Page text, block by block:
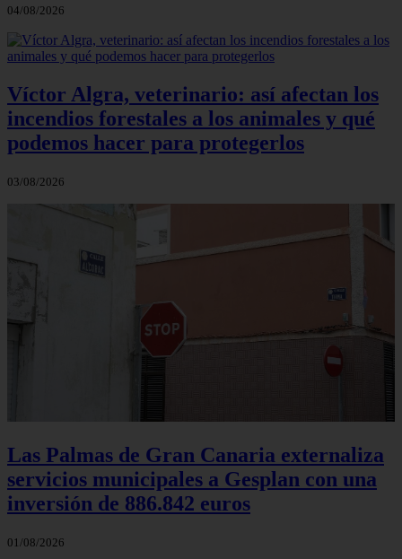
04/08/2026
Víctor Algra, veterinario: así afectan los
incendios forestales a los animales y qué
podemos hacer para protegerlos
03/08/2026
Las Palmas de Gran Canaria externaliza
servicios municipales a Gesplan con una
inversión de 886.842 euros
01/08/2026